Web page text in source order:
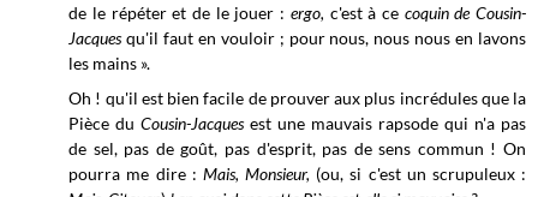
de le répéter et de le jouer : ergo, c'est à ce coquin de Cousin-
Jacquesqu'il faut en vouloir ; pour nous, nous nous en lavons
les mains ».
Oh ! qu'il est bien facile de prouver aux plus incrédules que la
Pièce duCousin-Jacquesest une mauvais rapsode qui n'a pas
de sel, pas de goût, pas d'esprit, pas de sens commun ! On
pourra me dire : Mais, Monsieur, (ou, si c'est un scrupuleux :